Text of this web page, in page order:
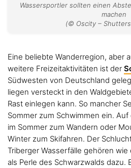
Wassersportler sollten einen
machen
(© Oscity –
Eine beliebte Wanderregion, aber
weitere Freizeitaktivitäten ist der
Südwesten von Deutschland
liegen versteckt in den
Rast einlegen kann. So mancher
Sommer zum Schwimmen ein.
im Sommer zum Wandern oder
Winter zum Skifahren. Der
Triberger Wasserfälle gehören
als Perle des Schwarzwalds dazu.